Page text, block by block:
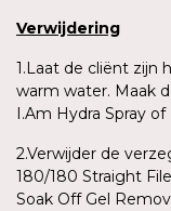
Verwijdering
1.Laat de cliënt zijn
warm water. Maak
I.Am Hydra Spray
2.Verwijder de
180/180 Straight
Soak Off Gel